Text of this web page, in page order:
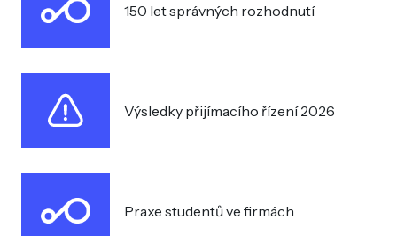
150 let správných rozhodnutí
Výsledky přijímacího řízení 2026
Praxe studentů ve firmách